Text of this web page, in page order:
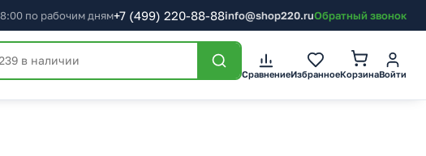
по рабочим дням+7 (499) 220-88-88info@shop220.ruОбратный звонок
СравнениеИзбранноеКорзинаВойти